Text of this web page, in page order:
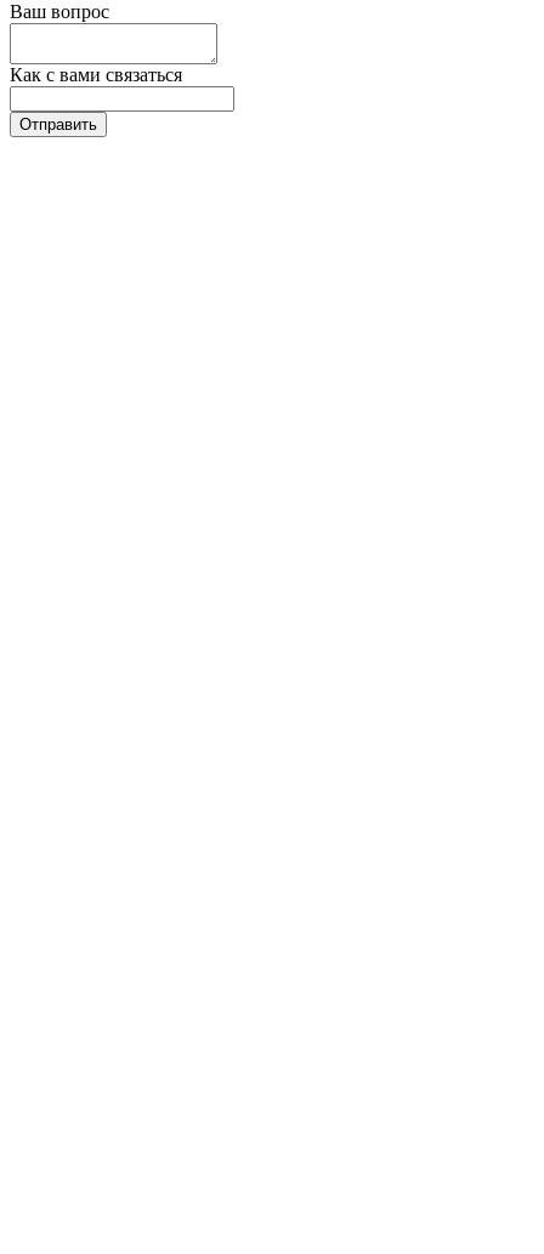
Ваш вопрос
Как с вами связаться